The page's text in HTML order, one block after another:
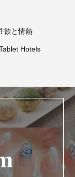
欲と情熱
Hotels